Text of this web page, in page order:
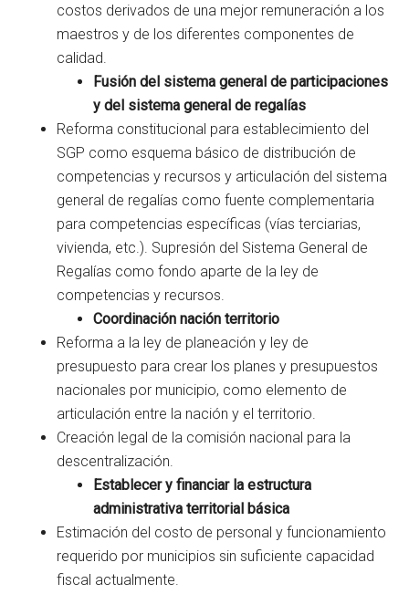
costos derivados de una mejor remuneración a los
maestros y de los diferentes componentes de
calidad.
Fusión del sistema general de participaciones
y del sistema general de regalías
Reforma constitucional para establecimiento del
SGP como esquema básico de distribución de
competencias y recursos y articulación del sistema
general de regalías como fuente complementaria
para competencias específicas (vías terciarias,
vivienda, etc.). Supresión del Sistema General de
Regalías como fondo aparte de la ley de
competencias y recursos.
Coordinación nación territorio
Reforma a la ley de planeación y ley de
presupuesto para crear los planes y presupuestos
nacionales por municipio, como elemento de
articulación entre la nación y el territorio.
Creación legal de la comisión nacional para la
descentralización.
Establecer y financiar la estructura
administrativa territorial básica
Estimación del costo de personal y funcionamiento
requerido por municipios sin suficiente capacidad
fiscal actualmente.